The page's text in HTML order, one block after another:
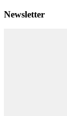
Newsletter